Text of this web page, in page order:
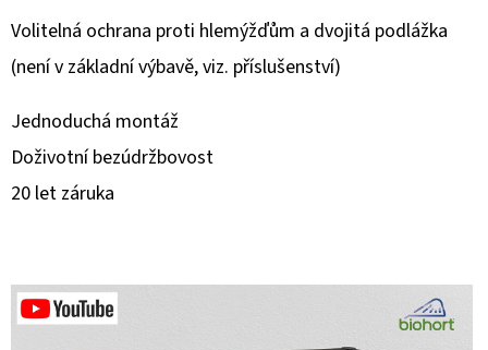
Volitelná ochrana proti hlemýžďům a dvojitá podlážka
(není v základní výbavě, viz. příslušenství)
Jednoduchá montáž
Doživotní bezúdržbovost
20 let záruka